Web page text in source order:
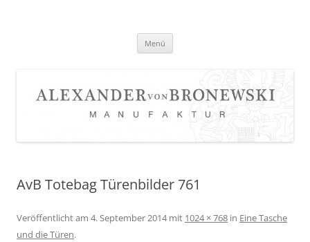
Menü
AvB Totebag Türenbilder 761
Veröffentlicht am 4. September 2014mit 1024 × 768 in Eine Tasche
und die Türen.